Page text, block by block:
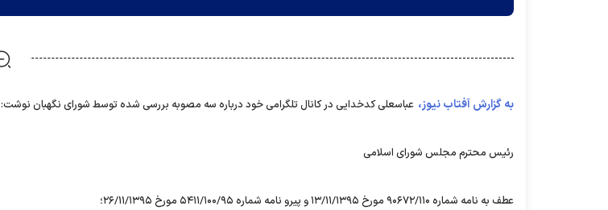
به گزارش آفتاب نیوز، عباسعلی کدخدایی در کانال تلگرامی خود درباره سه مصوبه بررسی شده توسط شورای نگهبان نوشت:
رئیس محترم مجلس شورای اسلامی
عطف به نامه شماره ۹۰۶۷۲/۱۱۰ مورخ ۱۳/۱۱/۱۳۹۵ و پیرو نامه شماره ۵۴۱۱/۱۰۰/۹۵ مورخ ۲۶/۱۱/۱۳۹۵؛